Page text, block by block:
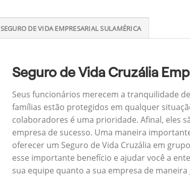
SEGURO DE VIDA EMPRESARIAL SULAMÉRICA
Seguro de Vida Cruzália
Seus funcionários merecem a tranquilidade
famílias estão protegidos em qualquer
colaboradores é uma prioridade. Afinal, eles
empresa de sucesso. Uma maneira
oferecer um Seguro de Vida Cruzália em
esse importante benefício e ajudar você a
sua equipe quanto a sua empresa de